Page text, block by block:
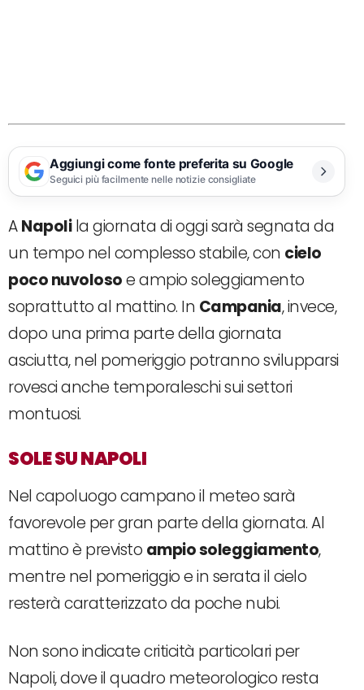
Aggiungi come fonte preferita su Google
Seguici più facilmente nelle notizie consigliate
ANapolila giornata di oggi sarà segnata da
un tempo nel complesso stabile, con cielo
poco nuvolosoe ampio soleggiamento
soprattutto al mattino. In Campania, invece,
dopo una prima parte della giornata
asciutta, nel pomeriggio potranno svilupparsi
rovesci anche temporaleschi sui settori
montuosi.
SOLE SU NAPOLI
Nel capoluogo campano il meteo sarà
favorevole per gran parte della giornata. Al
mattino è previsto ampio soleggiamento,
mentre nel pomeriggio e in serata il cielo
resterà caratterizzato da poche nubi.
Non sono indicate criticità particolari per
Napoli, dove il quadro meteorologico resta